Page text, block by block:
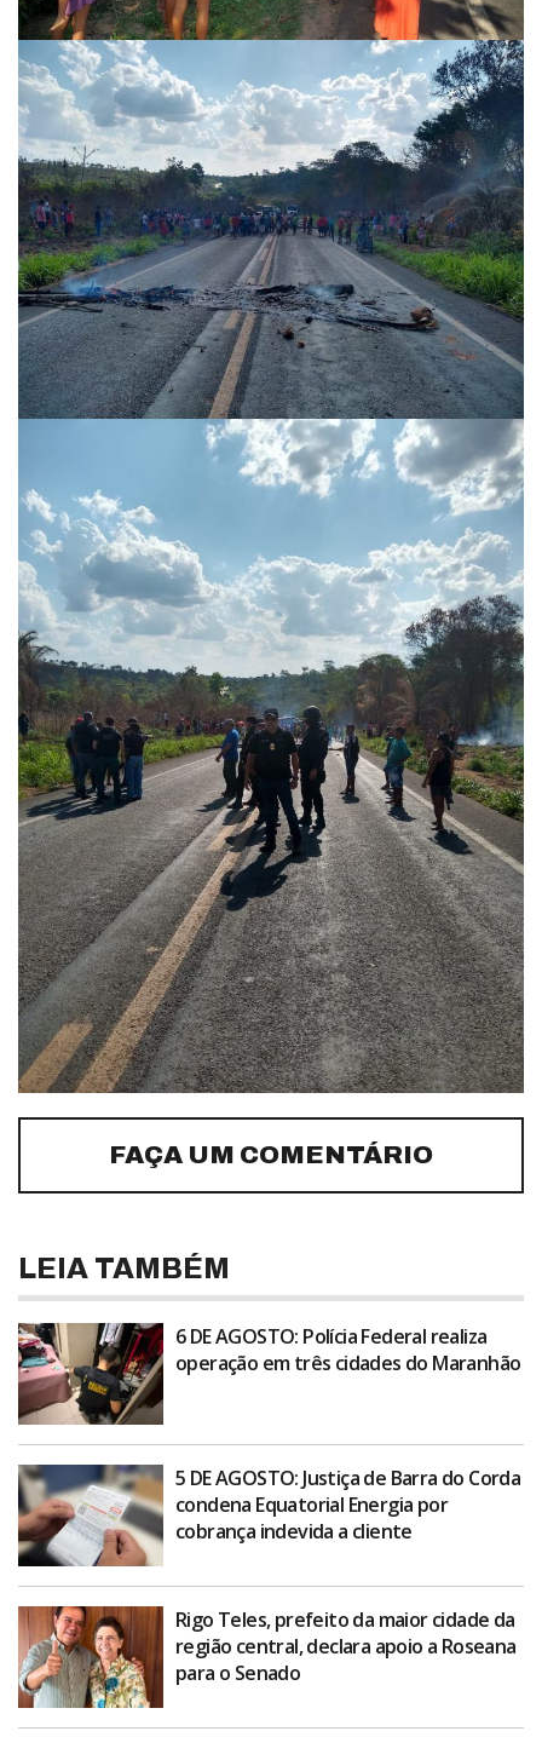
FAÇA UM COMENTÁRIO
LEIA TAMBÉM
6 DE AGOSTO: Polícia Federal realiza
operação em três cidades do Maranhão
5 DE AGOSTO: Justiça de Barra do Corda
condena Equatorial Energia por
cobrança indevida a cliente
Rigo Teles, prefeito da maior cidade da
região central, declara apoio a Roseana
para o Senado